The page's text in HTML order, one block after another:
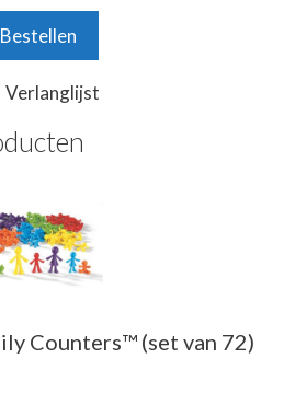
5Bestellen
Verlanglijst
Counters™ (set van 72)